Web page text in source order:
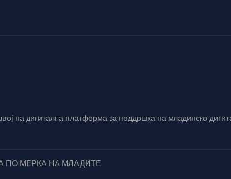
на дигитална платформа за поддршка на младинско
ПО МЕРКА НА МЛАДИТЕ